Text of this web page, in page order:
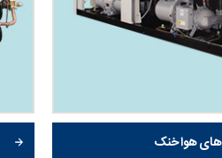
های هوا خنک